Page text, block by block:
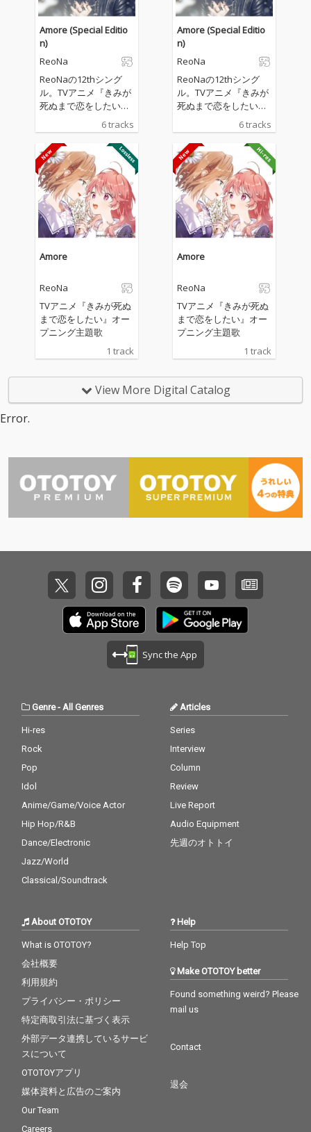
Amore (Special Editio
n)
ReoNa
ReoNaの12thシング
ル。TVアニメ『きみが
死ぬまで恋をしたい』
オープニング主題歌を
収録。
6 tracks
Amore (Special Editio
n)
ReoNa
ReoNaの12thシング
ル。TVアニメ『きみが
死ぬまで恋をしたい』
オープニング主題歌を
収録。
6 tracks
Amore
ReoNa
TVアニメ『きみが死ぬ
まで恋をしたい』オー
プニング主題歌
1 track
Amore
ReoNa
TVアニメ『きみが死ぬ
まで恋をしたい』オー
プニング主題歌
1 track
View More Digital Catalog
Error.
Sync the App
Genre- All Genres
Hi-res
Rock
Pop
Idol
Anime/Game/Voice Actor
Hip Hop/R&B
Dance/Electronic
Jazz/World
Classical/Soundtrack
Articles
Series
Interview
Column
Review
Live Report
Audio Equipment
先週のオトトイ
About OTOTOY
What is OTOTOY?
会社概要
利用規約
プライバシー・ポリシー
特定商取引法に基づく表示
外部データ連携しているサービ
スについて
OTOTOYアプリ
媒体資料と広告のご案内
Our Team
Careers
Help
Help Top
Make OTOTOY better
Found something weird? Please
mail us
Contact
退会